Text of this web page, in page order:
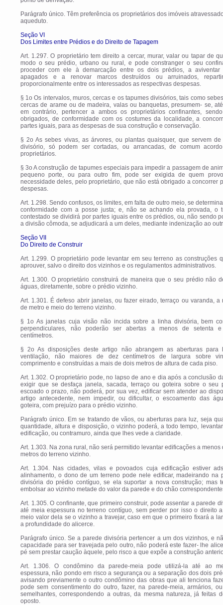
Parágrafo único. Têm preferência os proprietários dos imóveis
aqueduto.
Seção VI
Dos Limites entre Prédios e do Direito de Tapagem
Art. 1.297. O proprietário tem direito a cercar, murar, valar ou tapar de
modo o seu prédio, urbano ou rural, e pode constranger o seu
proceder com ele à demarcação entre os dois prédios, a aviventar
apagados e a renovar marcos destruídos ou arruinados,
proporcionalmente entre os interessados as respectivas despesas.
§ 1o Os intervalos, muros, cercas e os tapumes divisórios, tais como
cercas de arame ou de madeira, valas ou banquetas, presumem- se,
em contrário, pertencer a ambos os proprietários confinantes,
obrigados, de conformidade com os costumes da localidade, a
partes iguais, para as despesas de sua construção e conservação.
§ 2o As sebes vivas, as árvores, ou plantas quaisquer, que servem de
divisório, só podem ser cortadas, ou arrancadas, de comum
proprietários.
§ 3o A construção de tapumes especiais para impedir a passagem de
pequeno porte, ou para outro fim, pode ser exigida de quem
necessidade deles, pelo proprietário, que não está obrigado a concorrer
despesas.
Art. 1.298. Sendo confusos, os limites, em falta de outro meio, se
conformidade com a posse justa; e, não se achando ela provada, o
contestado se dividirá por partes iguais entre os prédios, ou, não sendo
a divisão cômoda, se adjudicará a um deles, mediante indenização ao
Seção VII
Do Direito de Construir
Art. 1.299. O proprietário pode levantar em seu terreno as construções
aprouver, salvo o direito dos vizinhos e os regulamentos administrativos.
Art. 1.300. O proprietário construirá de maneira que o seu prédio não
águas, diretamente, sobre o prédio vizinho.
Art. 1.301. É defeso abrir janelas, ou fazer eirado, terraço ou varanda, a
de metro e meio do terreno vizinho.
§ 1o As janelas cuja visão não incida sobre a linha divisória, bem
perpendiculares, não poderão ser abertas a menos de setenta
centímetros.
§ 2o As disposições deste artigo não abrangem as aberturas para
ventilação, não maiores de dez centímetros de largura sobre
comprimento e construídas a mais de dois metros de altura de cada piso.
Art. 1.302. O proprietário pode, no lapso de ano e dia após a conclusão
exigir que se desfaça janela, sacada, terraço ou goteira sobre o seu
escoado o prazo, não poderá, por sua vez, edificar sem atender ao
artigo antecedente, nem impedir, ou dificultar, o escoamento das
goteira, com prejuízo para o prédio vizinho.
Parágrafo único. Em se tratando de vãos, ou aberturas para luz, seja
quantidade, altura e disposição, o vizinho poderá, a todo tempo,
edificação, ou contramuro, ainda que lhes vede a claridade.
Art. 1.303. Na zona rural, não será permitido levantar edificações a menos
metros do terreno vizinho.
Art. 1.304. Nas cidades, vilas e povoados cuja edificação estiver
alinhamento, o dono de um terreno pode nele edificar, madeirando na
divisória do prédio contíguo, se ela suportar a nova construção; mas
embolsar ao vizinho metade do valor da parede e do chão
Art. 1.305. O confinante, que primeiro construir, pode assentar a parede
até meia espessura no terreno contíguo, sem perder por isso o direito
meio valor dela se o vizinho a travejar, caso em que o primeiro fixará a
a profundidade do alicerce.
Parágrafo único. Se a parede divisória pertencer a um dos vizinhos, e
capacidade para ser travejada pelo outro, não poderá este fazer- lhe
pé sem prestar caução àquele, pelo risco a que expõe a construção
Art. 1.306. O condômino da parede-meia pode utilizá-la até ao
espessura, não pondo em risco a segurança ou a separação dos dois
avisando previamente o outro condômino das obras que ali tenciona
pode sem consentimento do outro, fazer, na parede-meia, armários,
semelhantes, correspondendo a outras, da mesma natureza, já feitas
oposto.